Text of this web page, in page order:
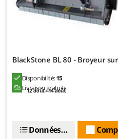
Wolf Garten
Wortex
Y Yard Force
Z
Zanon
Zodiac
BlackStone BL 80 - Broyeur
Disponibilité:15
Livraison gratuite
12 août - 14 août
Données techniques